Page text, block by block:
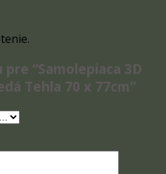
“Samolepiaca 3D
Tehla 70 x 77cm”